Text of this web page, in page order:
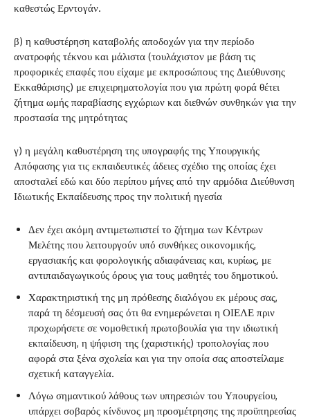
καθεστώς Ερντογάν.
β) η καθυστέρηση καταβολής αποδοχών για την περίοδο
ανατροφής τέκνου και μάλιστα (τουλάχιστον με βάση τις
προφορικές επαφές που είχαμε με εκπροσώπους της Διεύθυνσης
Εκκαθάρισης) με επιχειρηματολογία που για πρώτη φορά θέτει
ζήτημα ωμής παραβίασης εγχώριων και διεθνών συνθηκών για την
προστασία της μητρότητας
γ) η μεγάλη καθυστέρηση της υπογραφής της Υπουργικής
Απόφασης για τις εκπαιδευτικές άδειες σχέδιο της οποίας έχει
αποσταλεί εδώ και δύο περίπου μήνες από την αρμόδια Διεύθυνση
Ιδιωτικής Εκπαίδευσης προς την πολιτική ηγεσία
Δεν έχει ακόμη αντιμετωπιστεί το ζήτημα των Κέντρων
Μελέτης που λειτουργούν υπό συνθήκες οικονομικής,
εργασιακής και φορολογικής αδιαφάνειας και, κυρίως, με
αντιπαιδαγωγικούς όρους για τους μαθητές του δημοτικού.
Χαρακτηριστική της μη πρόθεσης διαλόγου εκ μέρους σας,
παρά τη δέσμευσή σας ότι θα ενημερώνεται η ΟΙΕΛΕ πριν
προχωρήσετε σε νομοθετική πρωτοβουλία για την ιδιωτική
εκπαίδευση, η ψήφιση της (χαριστικής) τροπολογίας που
αφορά στα ξένα σχολεία και για την οποία σας αποστείλαμε
σχετική καταγγελία.
Λόγω σημαντικού λάθους των υπηρεσιών του Υπουργείου,
υπάρχει σοβαρός κίνδυνος μη προσμέτρησης της προϋπηρεσίας